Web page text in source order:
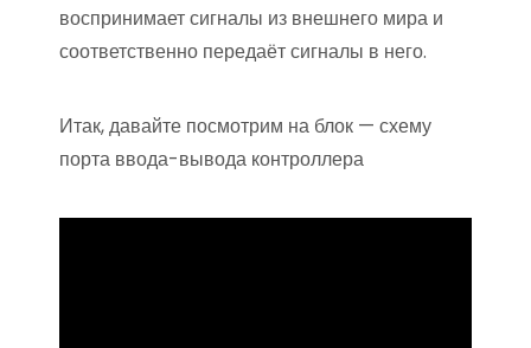
воспринимает сигналы из внешнего мира и
соответственно передаёт сигналы в него.
Итак, давайте посмотрим на блок — схему
порта ввода-вывода контроллера